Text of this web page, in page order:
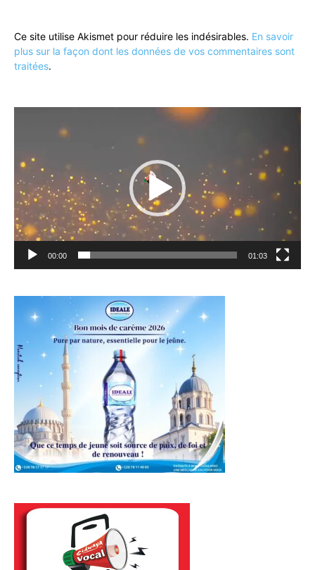
Ce site utilise Akismet pour réduire les indésirables. En savoir
plus sur la façon dont les données de vos commentaires sont
traitées.
00:00 01:03